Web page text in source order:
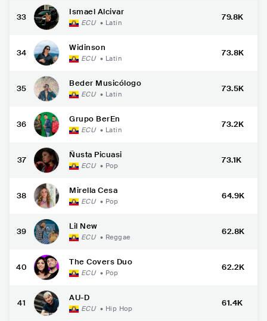
33
Ismael Alcivar
ECU • Latin
79.8K
34
Widinson
ECU • Latin
73.8K
35
Beder Musicólogo
ECU • Latin
73.5K
36
Grupo BerEn
ECU • Latin
73.2K
37
Ñusta Picuasi
ECU • Pop
73.1K
38
Mirella Cesa
ECU • Pop
64.9K
39
Lil New
ECU • Reggae
62.8K
40
The Covers Duo
ECU • Pop
62.2K
41
AU-D
ECU • Hip Hop
61.4K